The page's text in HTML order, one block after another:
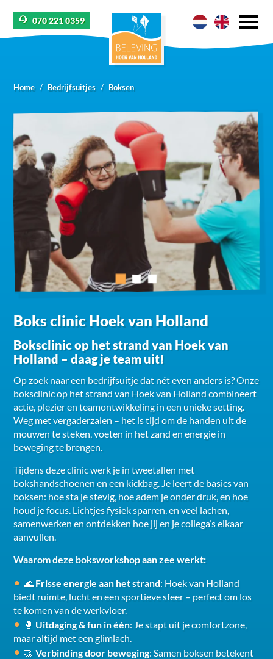
070 221 0359
Home Bedrijfsuitjes Boksen
Boks clinic Hoek van Holland
Boksclinic op het strand van Hoek van
Holland – daag je team uit!
Op zoek naar een bedrijfsuitje dat nét even anders is? Onze
boksclinic op het strand van Hoek van Holland combineert
actie, plezier en teamontwikkeling in een unieke setting.
Weg met vergaderzalen – het is tijd om de handen uit de
mouwen te steken, voeten in het zand en energie in
beweging te brengen.
Tijdens deze clinic werk je in tweetallen met
bokshandschoenen en een kickbag. Je leert de basics van
boksen: hoe sta je stevig, hoe adem je onder druk, en hoe
houd je focus. Lichtjes fysiek sparren, en veel lachen,
samenwerken en ontdekken hoe jij en je collega’s elkaar
aanvullen.
Waarom deze boksworkshop aan zee werkt:
🌊 Frisse energie aan het strand: Hoek van Holland
biedt ruimte, lucht en een sportieve sfeer – perfect om los
te komen van de werkvloer.
🥊 Uitdaging & fun in één: Je stapt uit je comfortzone,
maar altijd met een glimlach.
🤝 Verbinding door beweging: Samen boksen betekent